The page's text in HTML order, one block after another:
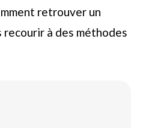
retrouver un
à des méthodes